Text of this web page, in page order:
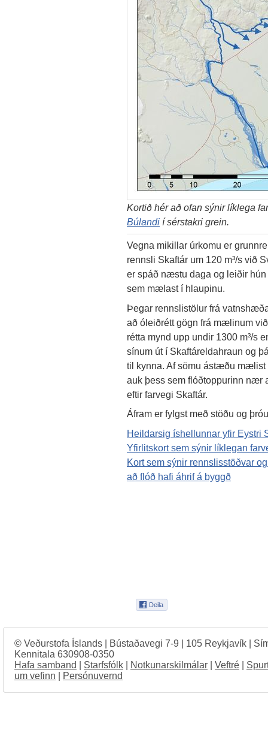
Kortið hér að ofan sýnir líklega
Búlandi í sérstakri grein.
Vegna mikillar úrkomu er
rennsli Skaftár um 120 m³/s við
er spáð næstu daga og leiðir
sem mælast í hlaupinu.
Þegar rennslistölur frá
að óleiðrétt gögn frá mælinum
rétta mynd upp undir 1300 m³/s
sínum út í Skaftáreldahraun og
til kynna. Af sömu ástæðu
auk þess sem flóðtoppurinn nær
eftir farvegi Skaftár.
Áfram er fylgst með stöðu og
Heildarsig íshellunnar yfir Eystri
Yfirlitskort sem sýnir líklegan
Kort sem sýnir rennslisstöðvar
að flóð hafi áhrif á byggð
© Veðurstofa Íslands | Bústaðavegi 7-9 | 105 Reykjavík |
Kennitala 630908-0350
Hafa samband
Starfsfólk Notkunarskilmálar Veftré
um vefinn
Persónuvernd